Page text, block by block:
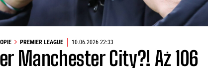
PREMIER LEAGUE 10.06.2026 22:33
Manchester City?! Aż 106